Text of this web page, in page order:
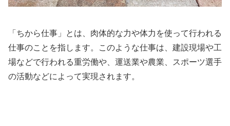
「ちから仕事」とは、肉体的な力や体力を使って行われる
仕事のことを指します。このような仕事は、建設現場や工
場などで行われる重労働や、運送業や農業、スポーツ選手
の活動などによって実現されます。